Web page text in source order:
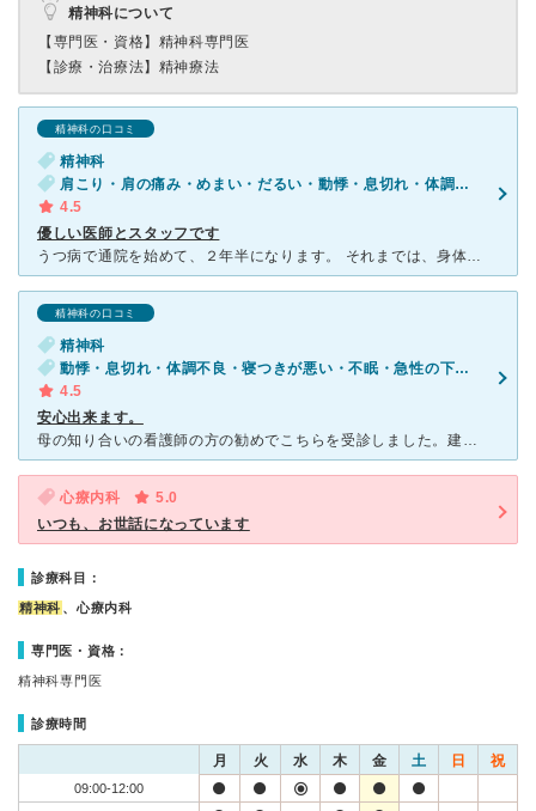
精神科について
【専門医・資格】 精神科専門医
【診療・治療法】 精神療法
精神科の口コミ
精神科
肩こり・肩の痛み・めまい・だるい・動悸・息切れ・体調不良・寝つきが悪い・不眠・気が滅入る・不安
4.5
優しい医師とスタッフです
うつ病で通院を始めて、２年半になります。 それまでは、身体の症状が辛くて、他の診療科を転々としていましたが、こちらで「ほぼ重度のうつ病」と言われ時は、びっくりしたのと同時に安心しました。 診察の度
精神科の口コミ
精神科
動悸・息切れ・体調不良・寝つきが悪い・不眠・急性の下痢・気が滅入る・不安・気分が異常に高揚している
4.5
安心出来ます。
母の知り合いの看護師の方の勧めでこちらを受診しました。建物は少し古めな印象ですが、とても落ち着いた雰囲気の待合いです。 初回の来院時には、看護師が時間をかけてゆっくり話を聞いてくれます。話を遮られた
心療内科
5.0
いつも、お世話になっています
診療科目：
精神科 、心療内科
専門医・資格：
精神科専門医
診療時間
月 火 水 木 金 土 日 祝
09:00-12:00